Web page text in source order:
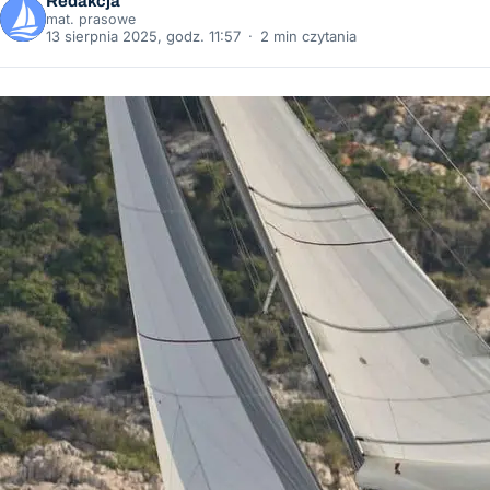
mat. prasowe
13 sierpnia 2025, godz. 11:57 · 2 min czytania